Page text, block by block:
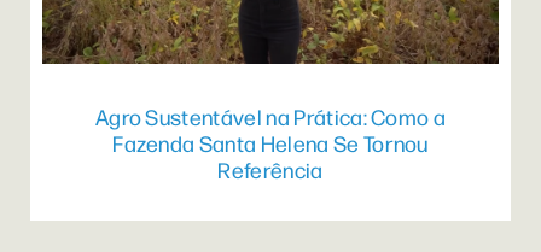
Agro Sustentável na Prática: Como a
Fazenda Santa Helena Se Tornou
Referência